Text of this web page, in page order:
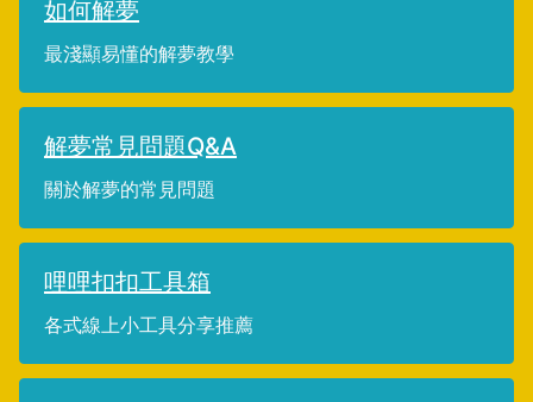
如何解夢
最淺顯易懂的解夢教學
解夢常見問題Q&A
關於解夢的常見問題
哩哩扣扣工具箱
各式線上小工具分享推薦